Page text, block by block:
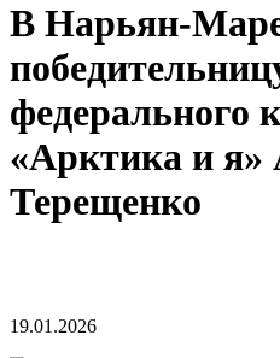
В Нарьян-
федерального
«Арктика и я»
Терещенко
19.01.2026